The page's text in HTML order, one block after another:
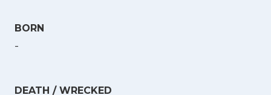
BORN
-
DEATH / WRECKED